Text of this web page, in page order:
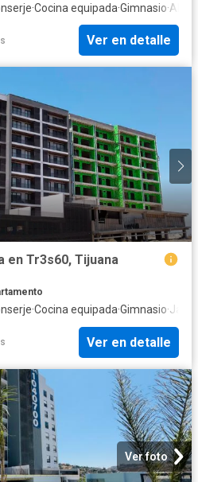
·Cocina equipada·Gimnasio·
Ver en detalle
en Tr3s60, Tijuana
·Cocina equipada·Gimnasio·
Ver en detalle
Ver foto